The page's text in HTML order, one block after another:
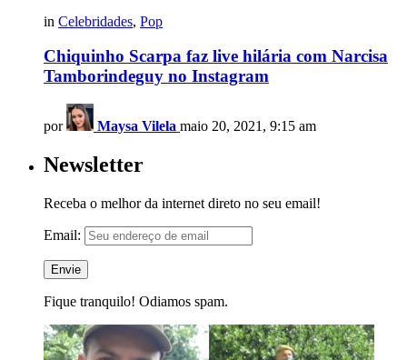
in Celebridades, Pop
Chiquinho Scarpa faz live hilária com Narcisa
Tamborindeguy no Instagram
por Maysa Vilela maio 20, 2021, 9:15 am
Newsletter
Receba o melhor da internet direto no seu email!
Email:
Fique tranquilo! Odiamos spam.